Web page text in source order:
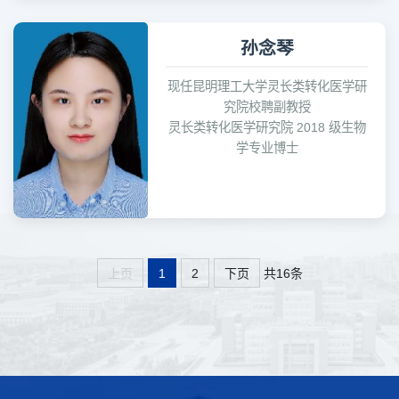
孙念琴
现任昆明理工大学灵长类转化医学研
究院校聘副教授
灵长类转化医学研究院 2018 级生物
学专业博士
上页 1 2 下页 共16条